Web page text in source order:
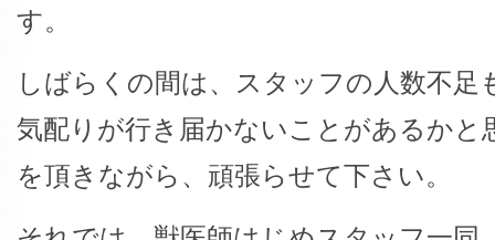
す。
しばらくの間は、スタッフの人数不足
気配りが行き届かないことがあるかと
を頂きながら、頑張らせて下さい。